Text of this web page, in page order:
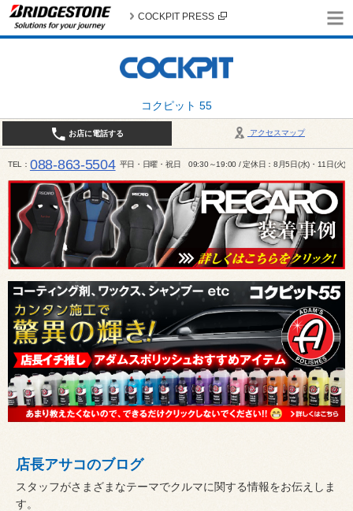
コクピット 55
COCKPIT PRESS
アクセスマップ
お店に電話する
TEL 088-863-5504 平日・日曜・祝日 09:30～19:00 / 定休日：8月5日(水)・11日(火)
店長アサコのブログ
スタッフがさまざまなテーマでクルマに関する情報をお伝えしま
す。